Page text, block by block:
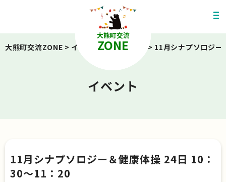
大熊町交流
ZONE
大熊町交流ZONE > イベント>linkる大熊 > 11月シナプソロジ
イベント
11月シナプソロジー＆健康体操 24日 10：
30～11：20